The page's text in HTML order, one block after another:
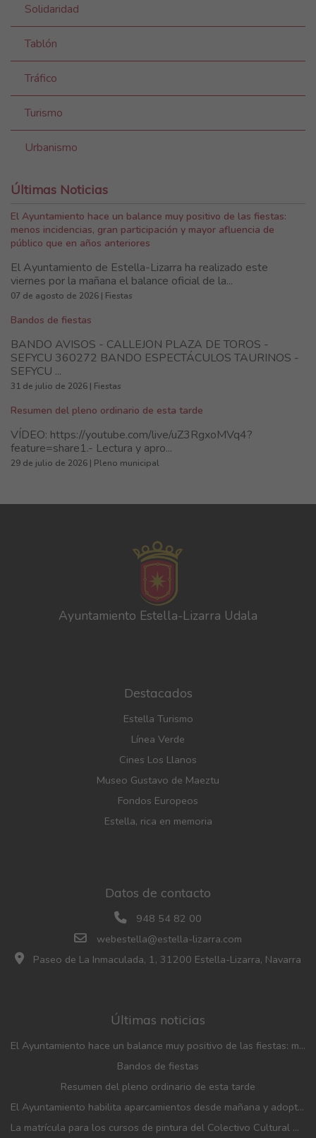
Solidaridad
Tablón
Tráfico
Turismo
Urbanismo
Últimas Noticias
El Ayuntamiento hace un balance muy positivo de las fiestas:
menos incidencias, gran participación y mayor afluencia de
público que en años anteriores
El Ayuntamiento de Estella-Lizarra ha realizado este
viernes por la mañana el balance oficial de la...
07 de agosto de 2026 | Fiestas
Bandos de fiestas
BANDO AVISOS - CALLEJON PLAZA DE TOROS -
SEFYCU 360272 BANDO ESPECTÁCULOS TAURINOS -
SEFYCU ...
31 de julio de 2026 | Fiestas
Resumen del pleno ordinario de esta tarde
VÍDEO: https://youtube.com/live/uZ3RgxoMVq4?
feature=share1.- Lectura y apro...
29 de julio de 2026 | Pleno municipal
Ayuntamiento Estella-Lizarra Udala
Destacados
Estella Turismo
Línea Verde
Cines Los Llanos
Museo Gustavo de Maeztu
Fondos Europeos
Estella, rica en memoria
Datos de contacto
948 54 82 00
webestella@estella-lizarra.com
Paseo de La Inmaculada, 1, 31200 Estella-Lizarra, Navarra
Últimas noticias
El Ayuntamiento hace un balance muy positivo de las fiestas: menos incidencias, gran participación y mayor afluencia de público que en años anteriores
Bandos de fiestas
Resumen del pleno ordinario de esta tarde
El Ayuntamiento habilita aparcamientos desde mañana y adopta medidas de movilidad con motivo de las fiestas patronales
La matrícula para los cursos de pintura del Colectivo Cultural Almudí se abrirá del 1 al 4 de septiembre